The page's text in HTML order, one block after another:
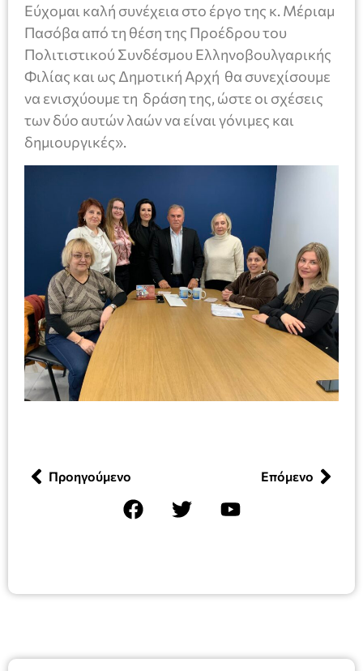
Εύχομαι καλή συνέχεια στο έργο της κ. Μέριαμ
Πασόβα από τη θέση της Προέδρου του
Πολιτιστικού Συνδέσμου Ελληνοβουλγαρικής
Φιλίας και ως Δημοτική Αρχή θα συνεχίσουμε
να ενισχύουμε τη δράση της, ώστε οι σχέσεις
των δύο αυτών λαών να είναι γόνιμες και
δημιουργικές».
Προηγούμενο Επόμενο